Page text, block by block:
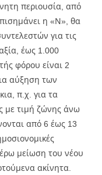
περιουσία, από
η «Ν», θα
για τις
έως 1.000
φόρου είναι 2
αύξηση των
π.χ. για τα
με τιμή ζώνης άνω
από 6 έως 13
μείωση του νέου
ακίνητα.